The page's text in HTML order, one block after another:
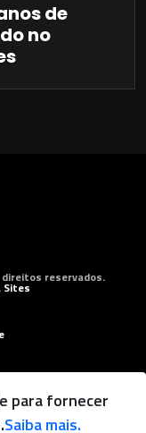
de
no
reservados.
Sites
para fornecer
Saiba mais.